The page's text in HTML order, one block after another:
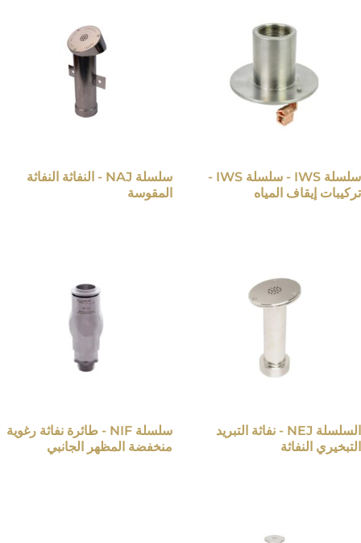
سلسلة IWS - سلسلة IWS -
تركيبات إيقاف المياه
سلسلة NAJ - النفاثة النفاثة
المقوسة
السلسلة NEJ - نفاثة التبريد
التبخيري النفاثة
سلسلة NIF - طائرة نفاثة رغوية
منخفضة المظهر الجانبي